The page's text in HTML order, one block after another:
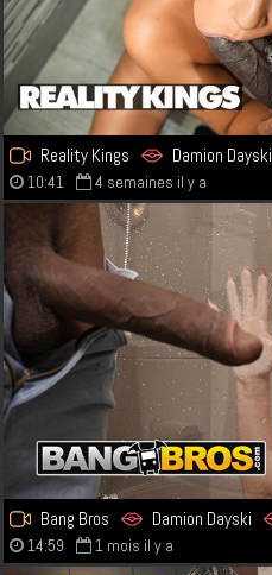
Reality Kings Damion Dayski
10:41 4 semaines il y a
Bang Bros Damion Dayski
14:59 1 mois il y a